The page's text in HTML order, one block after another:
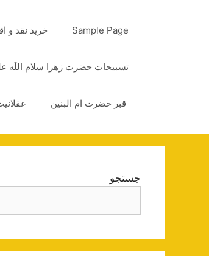
Sample Page خرید نقد و
تسبیحات حضرت زهرا سلام اللَه
قبر حضرت ام البنین
جستجو